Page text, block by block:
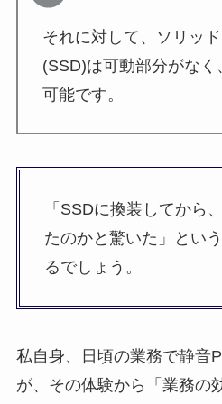
それに対して、ソリッ
(SSD)は可動部分がな
可能です。
「SSDに換装してから
たのかと驚いた」とい
るでしょう。
私自身、日頃の業務で静音
が、その体験から「業務の